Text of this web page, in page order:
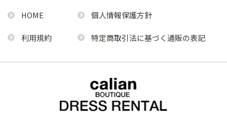
HOME 個人情報保護方針
利用規約 特定商取引法に基づく通販の表記